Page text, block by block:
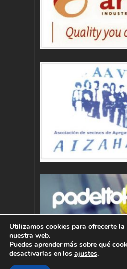
Utilizamos cookies para ofrecerte la
nuestra web.
Puedes aprender más sobre qué
desactivarlas en los ajustes.